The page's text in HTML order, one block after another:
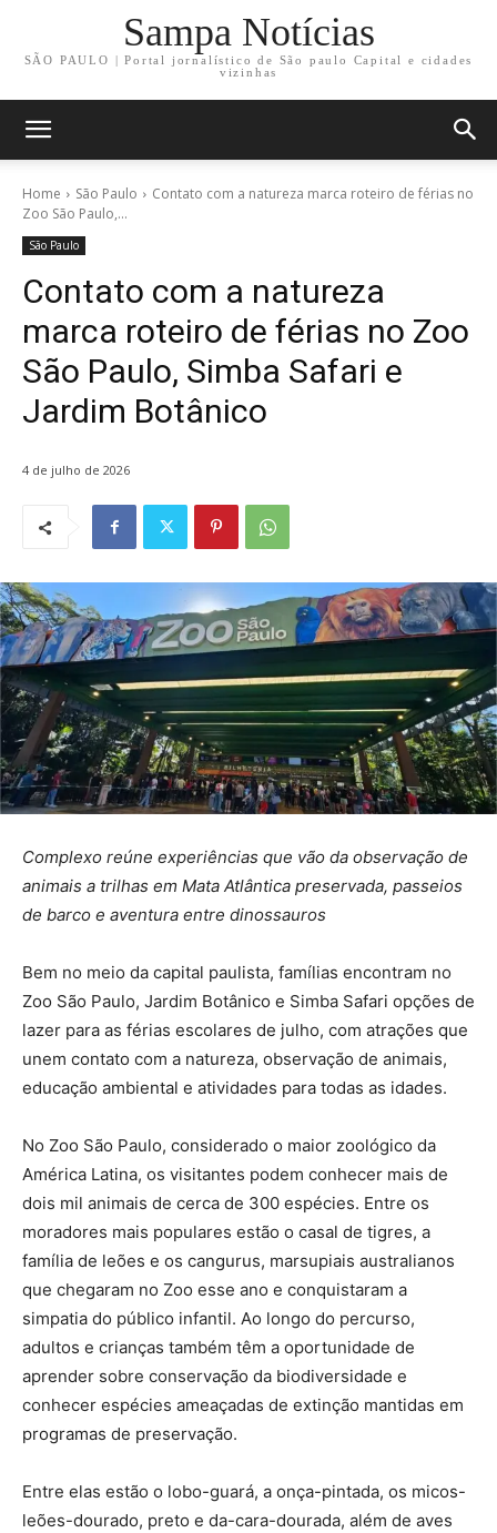
Sampa Notícias
SÃO PAULO | Portal jornalístico de São paulo Capital e cidades
vizinhas
Home São Paulo
Contato com a natureza marca roteiro de férias no
Zoo São Paulo,...
São Paulo
Contato com a natureza
marca roteiro de férias no Zoo
São Paulo, Simba Safari e
Jardim Botânico
4 de julho de 2026
Complexo reúne experiências que vão da observação de
animais a trilhas em Mata Atlântica preservada, passeios
de barco e aventura entre dinossauros
Bem no meio da capital paulista, famílias encontram no
Zoo São Paulo, Jardim Botânico e Simba Safari opções de
lazer para as férias escolares de julho, com atrações que
unem contato com a natureza, observação de animais,
educação ambiental e atividades para todas as idades.
No Zoo São Paulo, considerado o maior zoológico da
América Latina, os visitantes podem conhecer mais de
dois mil animais de cerca de 300 espécies. Entre os
moradores mais populares estão o casal de tigres, a
família de leões e os cangurus, marsupiais australianos
que chegaram no Zoo esse ano e conquistaram a
simpatia do público infantil. Ao longo do percurso,
adultos e crianças também têm a oportunidade de
aprender sobre conservação da biodiversidade e
conhecer espécies ameaçadas de extinção mantidas em
programas de preservação.
Entre elas estão o lobo-guará, a onça-pintada, os micos-
leões-dourado, preto e da-cara-dourada, além de aves